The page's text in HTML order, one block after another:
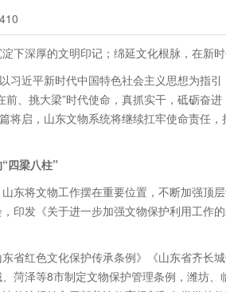
下深厚的文明印记；绵延文化根脉，在新时
习近平新时代中国特色社会主义思想为指
、挑大梁”时代使命，真抓实干，砥砺奋
将启，山东文物系统将继续扛牢使命责任
四梁八柱”
东将文物工作摆在重要位置，不断加强顶
印发《关于进一步加强文物保护利用工作
省红色文化保护传承条例》《山东省齐长
菏泽等8市制定文物保护管理条例，潍坊